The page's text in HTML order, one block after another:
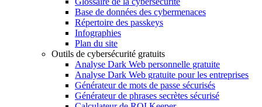
Base de données des cybermenaces
Répertoire des passkeys
Infographies
Plan du site
Outils de cybersécurité gratuits
Analyse Dark Web personnelle gratuite
Analyse Dark Web gratuite pour les entreprises
Générateur de mots de passe sécurisés
Générateur de phrases secrètes sécurisé